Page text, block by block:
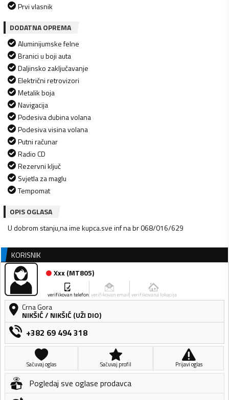
Prvi vlasnik
DODATNA OPREMA
Aluminijumske felne
Branici u boji auta
Daljinsko zaključavanje
Električni retrovizori
Metalik boja
Navigacija
Podesiva dubina volana
Podesiva visina volana
Putni računar
Radio CD
Rezervni ključ
Svjetla za maglu
Tempomat
OPIS OGLASA
U dobrom stanju,na ime kupca.sve inf na br 068/016/629
KORISNIK
Xxx(MT805)
verifikovan telefon verifikovan email verifikovana lokacija
Crna Gora
NIKŠIĆ/ NIKŠIĆ (UŽI DIO)
+382 69 494 318
Sačuvaj oglas Sačuvaj profil Prijavi oglas
Pogledaj sve oglase prodavca